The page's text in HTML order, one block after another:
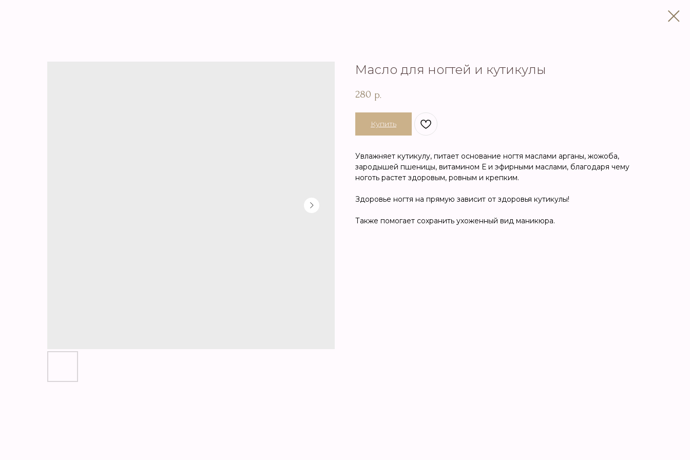
Масло для ногтей и кутикулы
280 р.
Купить
Увлажняет кутикулу, питает основание ногтя маслами арганы, жожоба,
зародышей пшеницы, витамином Е и эфирными маслами, благодаря чему
ноготь растет здоровым, ровным и крепким.
Здоровье ногтя на прямую зависит от здоровья кутикулы!
Также помогает сохранить ухоженный вид маникюра.